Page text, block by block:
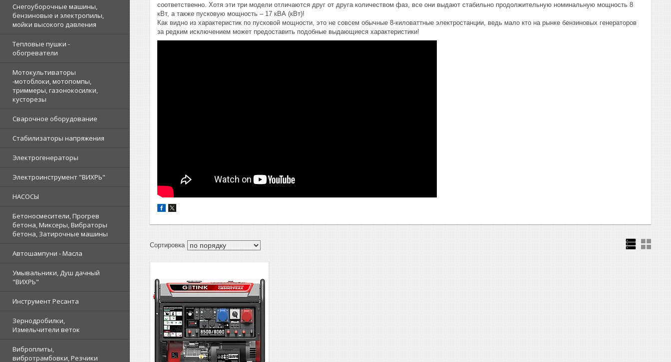
Снегоуборочные машины,
бензиновые и электропилы,
мойки высокого давления
Тепловые пушки -
обогреватели
Мотокультиваторы
-мотоблоки, мотопомпы,
триммеры, газонокосилки,
кусторезы
Сварочное оборудование
Стабилизаторы напряжения
Электрогенераторы
Электроинструмент "ВИХРЬ"
НАСОСЫ
Бетоносмесители, Прогрев
бетона, Миксеры, Вибраторы
бетона, Затирочные машины
Автошампуни - Масла
Умывальники, Душ дачный
"ВИХРЬ"
Инструмент Ресанта
Зернодробилки,
Измельчители веток
Виброплиты,
вибротрамбовки, Резчики
соответственно. Хотя эти три модели отличаются друг от друга количеством фаз, все они выдают стабильно продолжительную номинальную мощность 8
кВт, а также пусковую мощность – 17 кВА (кВт)!
Как видно из характеристик по пусковой мощности, это не совсем обычные 8-киловаттные электростанции, ведь мало кто на рынке бензиновых генераторов
за редким исключением может предоставить подобные выдающиеся характеристики!